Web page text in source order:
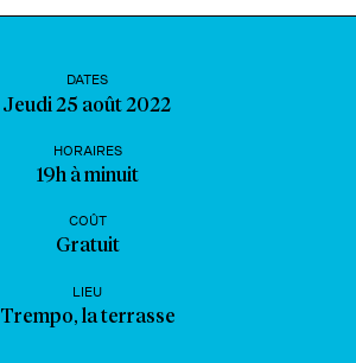
DATES
Jeudi 25 août 2022
HORAIRES
19h à minuit
COÛT
Gratuit
LIEU
Trempo, la terrasse